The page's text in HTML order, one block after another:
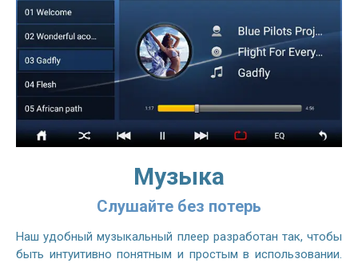
Музыка
Слушайте без потерь
Наш удобный музыкальный плеер разработан так, чтобы
быть интуитивно понятным и простым в использовании.